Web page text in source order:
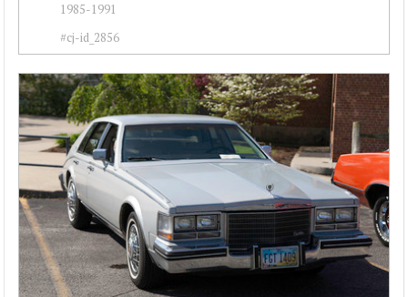
1985-1991
#cj-id_2856